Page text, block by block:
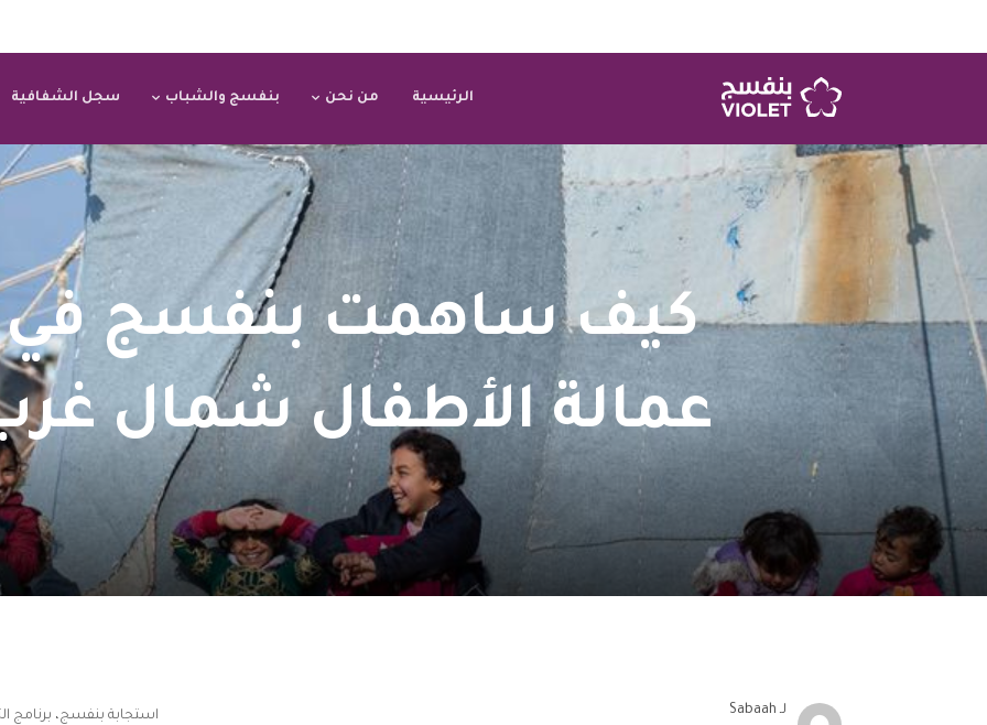
الرئيسية من نحن بنفسج والشباب سجل الشفافية
كيف ساهمت بنفسج في
عمالة الأطفال شمال
لـ Sabaah
استجابة بنفسج، برنامج